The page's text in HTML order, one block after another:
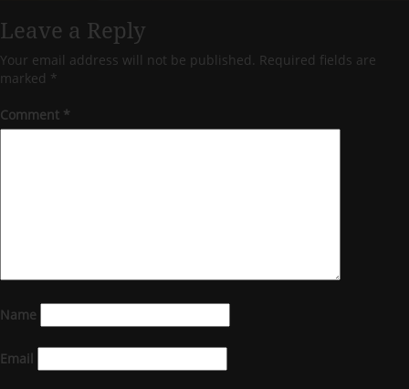
Leave a Reply
Your email address will not be published. Required fields are
marked *
Comment *
Name
Email